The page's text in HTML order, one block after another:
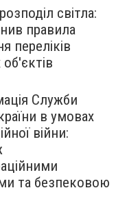
світла:
правила
переліків
Служби
в умовах
війни:
та безпековою